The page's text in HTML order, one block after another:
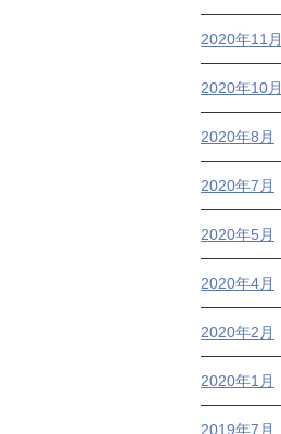
2020年11月
2020年10月
2020年8月
2020年7月
2020年5月
2020年4月
2020年2月
2020年1月
2019年7月